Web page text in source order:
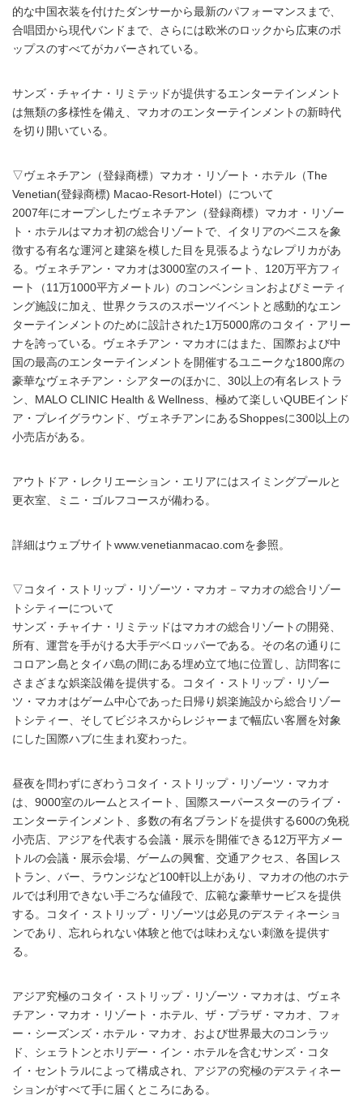
的な中国衣装を付けたダンサーから最新のパフォーマンスまで、
合唱団から現代バンドまで、さらには欧米のロックから広東のポ
ップスのすべてがカバーされている。
サンズ・チャイナ・リミテッドが提供するエンターテインメント
は無類の多様性を備え、マカオのエンターテインメントの新時代
を切り開いている。
▽ヴェネチアン（登録商標）マカオ・リゾート・ホテル（The
Venetian(登録商標) Macao-Resort-Hotel）について
2007年にオープンしたヴェネチアン（登録商標）マカオ・リゾー
ト・ホテルはマカオ初の総合リゾートで、イタリアのベニスを象
徴する有名な運河と建築を模した目を見張るようなレプリカがあ
る。ヴェネチアン・マカオは3000室のスイート、120万平方フィ
ート（11万1000平方メートル）のコンベンションおよびミーティ
ング施設に加え、世界クラスのスポーツイベントと感動的なエン
ターテインメントのために設計された1万5000席のコタイ・アリー
ナを誇っている。ヴェネチアン・マカオにはまた、国際および中
国の最高のエンターテインメントを開催するユニークな1800席の
豪華なヴェネチアン・シアターのほかに、30以上の有名レストラ
ン、MALO CLINIC Health & Wellness、極めて楽しいQUBEインド
ア・プレイグラウンド、ヴェネチアンにあるShoppesに300以上の
小売店がある。
アウトドア・レクリエーション・エリアにはスイミングプールと
更衣室、ミニ・ゴルフコースが備わる。
詳細はウェブサイトwww.venetianmacao.comを参照。
▽コタイ・ストリップ・リゾーツ・マカオ－マカオの総合リゾー
トシティーについて
サンズ・チャイナ・リミテッドはマカオの総合リゾートの開発、
所有、運営を手がける大手デベロッパーである。その名の通りに
コロアン島とタイパ島の間にある埋め立て地に位置し、訪問客に
さまざまな娯楽設備を提供する。コタイ・ストリップ・リゾー
ツ・マカオはゲーム中心であった日帰り娯楽施設から総合リゾー
トシティー、そしてビジネスからレジャーまで幅広い客層を対象
にした国際ハブに生まれ変わった。
昼夜を問わずにぎわうコタイ・ストリップ・リゾーツ・マカオ
は、9000室のルームとスイート、国際スーパースターのライブ・
エンターテインメント、多数の有名ブランドを提供する600の免税
小売店、アジアを代表する会議・展示を開催できる12万平方メー
トルの会議・展示会場、ゲームの興奮、交通アクセス、各国レス
トラン、バー、ラウンジなど100軒以上があり、マカオの他のホテ
ルでは利用できない手ごろな値段で、広範な豪華サービスを提供
する。コタイ・ストリップ・リゾーツは必見のデスティネーショ
ンであり、忘れられない体験と他では味わえない刺激を提供す
る。
アジア究極のコタイ・ストリップ・リゾーツ・マカオは、ヴェネ
チアン・マカオ・リゾート・ホテル、ザ・プラザ・マカオ、フォ
ー・シーズンズ・ホテル・マカオ、および世界最大のコンラッ
ド、シェラトンとホリデー・イン・ホテルを含むサンズ・コタ
イ・セントラルによって構成され、アジアの究極のデスティネー
ションがすべて手に届くところにある。